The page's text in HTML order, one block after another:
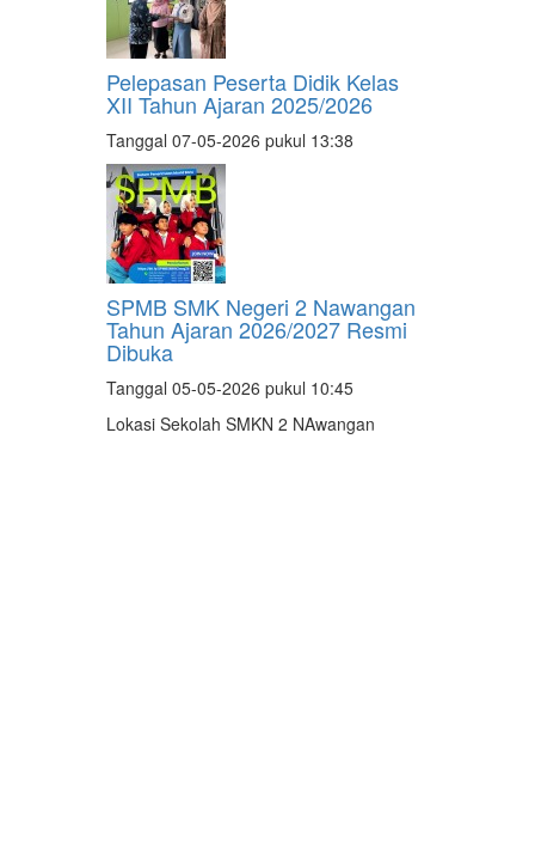
Pelepasan Peserta Didik Kelas
XII Tahun Ajaran 2025/2026
Tanggal 07-05-2026 pukul 13:38
SPMB SMK Negeri 2 Nawangan
Tahun Ajaran 2026/2027 Resmi
Dibuka
Tanggal 05-05-2026 pukul 10:45
Lokasi Sekolah SMKN 2 NAwangan